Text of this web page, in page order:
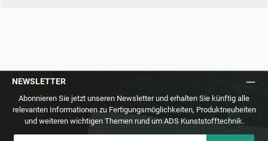
NEWSLETTER
Abonnieren Sie jetzt unseren Newsletter und erhalten Sie künftig alle
relevanten Informationen zu Fertigungsmöglichkeiten, Produktneuheiten
und weiteren wichtigen Themen rund um ADS Kunststofftechnik.